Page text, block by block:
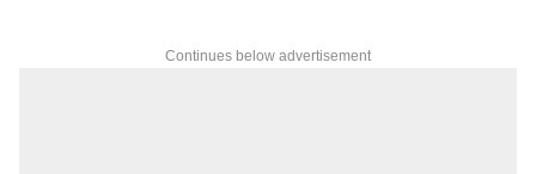
Continues below advertisement